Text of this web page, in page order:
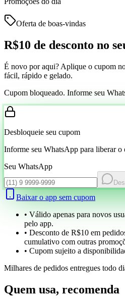
Oferta de boas-vindas
R$10 de desconto no
É novo por aqui? Aplique o cupom
fácil, rápido e gelado.
Cupom bloqueado. Informe seu
Desbloqueie seu cupom
Informe seu WhatsApp para liberar o
Seu WhatsApp
Baixar o app sem cupom
• Válido apenas para novos
pelo app.
• Desconto de R$10 em
cumulativo com outras
• Cupom sujeito a
Milhares de pedidos entregues todo
Quem usa, recomenda